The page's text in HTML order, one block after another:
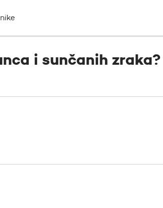
i sunčanih zraka?